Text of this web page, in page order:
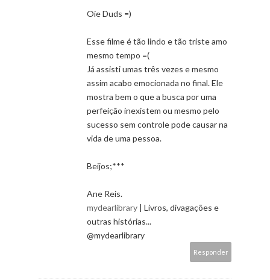
Oie Duds =)
Esse filme é tão lindo e tão triste amo
mesmo tempo =(
Já assisti umas três vezes e mesmo
assim acabo emocionada no final. Ele
mostra bem o que a busca por uma
perfeição inexistem ou mesmo pelo
sucesso sem controle pode causar na
vida de uma pessoa.
Beijos;***
Ane Reis.
mydearlibrary | Livros, divagações e
outras histórias...
@mydearlibrary
Responder